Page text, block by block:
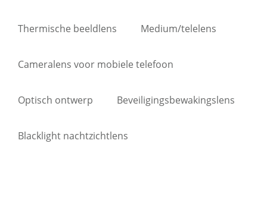
Thermische beeldlens Medium/telelens
Cameralens voor mobiele telefoon
Optisch ontwerp Beveiligingsbewakingslens
Blacklight nachtzichtlens